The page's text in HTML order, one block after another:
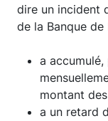
dire un incident
de la Banque de
a
montant
a un retard